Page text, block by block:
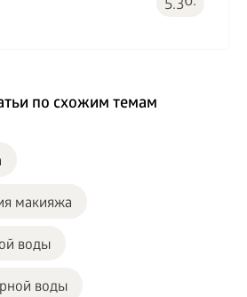
5.3
по схожим темам
макияжа
воды
воды